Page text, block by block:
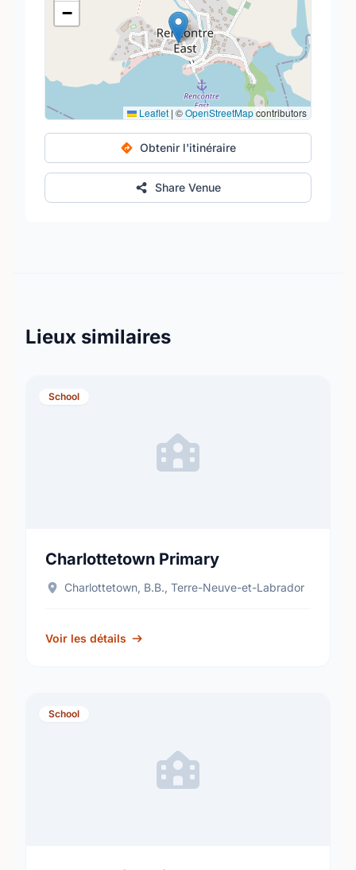
−
Leaflet | ©OpenStreetMapcontributors
Obtenir l'itinéraire
Share Venue
Lieux similaires
School
Charlottetown Primary
Charlottetown, B.B., Terre-Neuve-et-Labrador
Voir les détails
School